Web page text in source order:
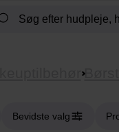
Bevidste valg